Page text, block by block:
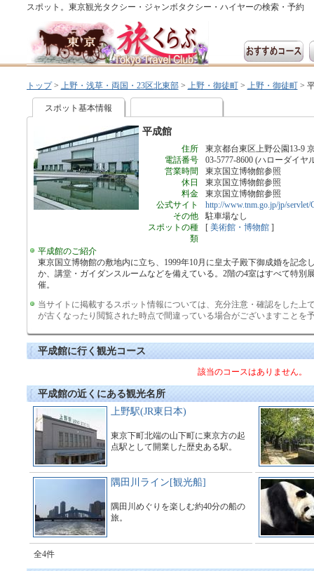
スポット。東京観光タクシー・ジャンボタクシー・ハイヤーの検索・予約
トップ> 上野・浅草・両国・23区北東部> 上野・御徒町> 上野・御徒町>
スポット基本情報
平成館
住所
東京都台東区上野公園13-9
電話番号
03-5777-8600 (ハローダイヤ
営業時間
東京国立博物館参照
休日
東京国立博物館参照
料金
東京国立博物館参照
公式サイト
http://www.tnm.go.jp/jp/servlet/
その他
駐車場なし
スポットの種
類
[ 美術館・博物館]
平成館のご紹介
東京国立博物館の敷地内に立ち、1999年10月に皇太子殿下御成婚を記念
か、講堂・ガイダンスルームなどを備えている。2階の4室はすべて特別
催。
当サイトに掲載するスポット情報については、充分注意・確認をした上
が古くなったり閲覧された時点で間違っている場合がございますことを
平成館に行く観光コース
該当のコースはありません。
平成館の近くにある観光名所
上野駅(JR東日本)
東京下町北端の山下町に東京方の起
点駅として開業した歴史ある駅。
隅田川ライン[観光船]
隅田川めぐりを楽しむ約40分の船の
旅。
全4件